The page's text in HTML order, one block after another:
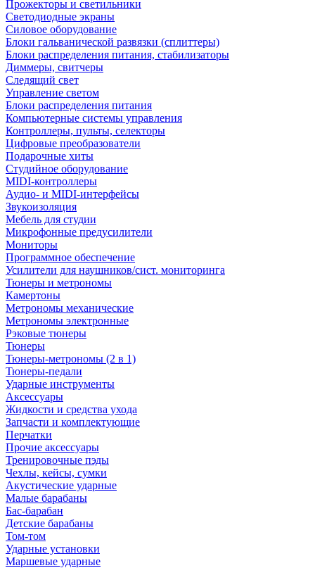
Прожекторы и светильники
Светодиодные экраны
Силовое оборудование
Блоки гальванической развязки (сплиттеры)
Блоки распределения питания, стабилизаторы
Диммеры, свитчеры
Следящий свет
Управление светом
Блоки распределения питания
Компьютерные системы управления
Контроллеры, пульты, селекторы
Цифровые преобразователи
Подарочные хиты
Студийное оборудование
MIDI-контроллеры
Аудио- и MIDI-интерфейсы
Звукоизоляция
Мебель для студии
Микрофонные предусилители
Мониторы
Программное обеспечение
Усилители для наушников/сист. мониторинга
Тюнеры и метрономы
Камертоны
Метрономы механические
Метрономы электронные
Рэковые тюнеры
Тюнеры
Тюнеры-метрономы (2 в 1)
Тюнеры-педали
Ударные инструменты
Аксессуары
Жидкости и средства ухода
Запчасти и комплектующие
Перчатки
Прочие аксессуары
Тренировочные пэды
Чехлы, кейсы, сумки
Акустические ударные
Mалые барабаны
Бас-барабан
Детские барабаны
Том-том
Ударные установки
Маршевые ударные